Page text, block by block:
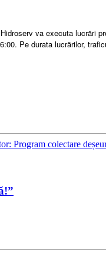
va executa lucrări
Pe durata lucrărilor,
Program colectare